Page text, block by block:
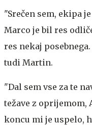
"Srečen sem, ekipa
Marco je bil res
res nekaj
tudi Martin.
"Dal sem vse za te
težave z oprijemom,
koncu mi je uspelo,